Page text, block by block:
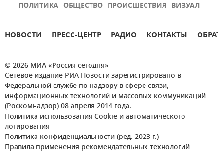
ПОЛИТИКА ОБЩЕСТВО ПРОИСШЕСТВИЯ ВИЗУАЛ
НОВОСТИ ПРЕСС-ЦЕНТР РАДИО КОНТАКТЫ
© 2026 МИА «Россия сегодня»
Сетевое издание РИА Новости зарегистрировано в
Федеральной службе по надзору в сфере связи,
информационных технологий и массовых коммуникаций
(Роскомнадзор) 08 апреля 2014 года.
Политика использования Cookie и автоматического
логирования
Политика конфиденциальности (ред. 2023 г.)
Правила применения рекомендательных технологий